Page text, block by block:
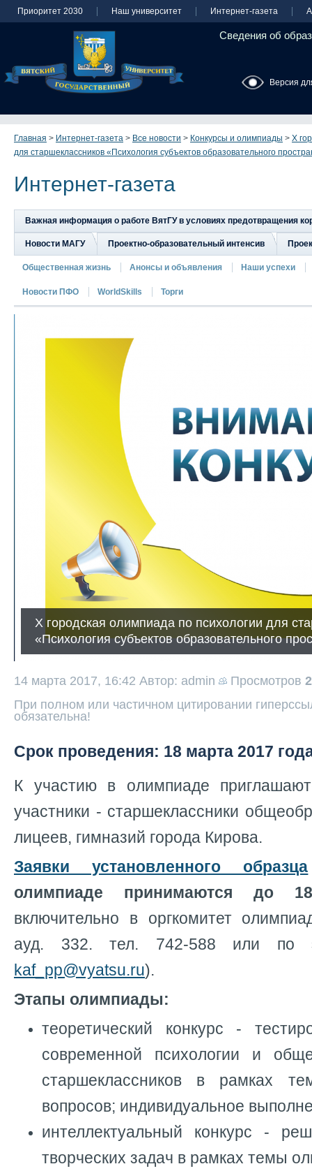
Приоритет 2030 Наш университет Интернет-газета
Сведения об
Версия
Главная > Интернет-газета > Все новости > Конкурсы и олимпиады > Х
для старшеклассников «Психология субъектов образовательного
Интернет-газета
Важная информация о работе ВятГУ в условиях предотвращения
Новости МАГУ Проектно-образовательный интенсив
Общественная жизнь Анонсы и объявления Наши успехи
Новости ПФО WorldSkills Торги
Х городская олимпиада по психологии для
«Психология субъектов образовательного
14 марта 2017, 16:42 Автор: admin Просмотров
При полном или частичном цитировании
обязательна!
Срок проведения: 18 марта 2017
К участию в олимпиаде
участники - старшеклассники
лицеев, гимназий города Кирова.
Заявки установленного образца
олимпиаде принимаются
до
включительно в оргкомитет
ауд. 332. тел. 742-588 или по
kaf_pp@vyatsu.ru).
Этапы олимпиады:
теоретический конкурс -
современной психологии и
старшеклассников в рамках
вопросов; индивидуальное
интеллектуальный конкурс -
творческих задач в рамках темы